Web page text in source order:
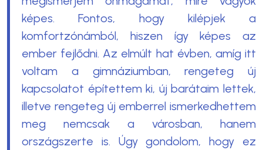
képes. Fontos, hogy kilépjek a
komfortzónámból, hiszen így képes az
ember fejlődni. Az elmúlt hat évben, amíg itt
voltam a gimnáziumban, rengeteg új
kapcsolatot építettem ki, új barátaim lettek,
illetve rengeteg új emberrel ismerkedhettem
meg nemcsak a városban, hanem
országszerte is. Úgy gondolom, hogy ez